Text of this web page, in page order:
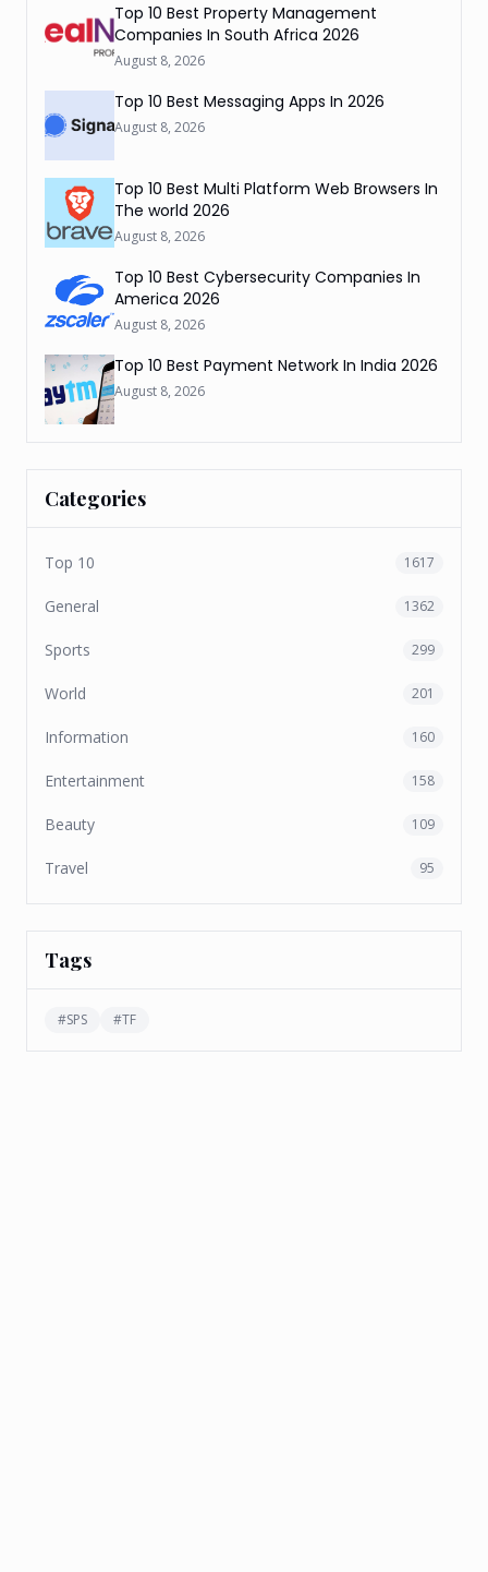
Top 10 Best Property Management
Companies In South Africa 2026
August 8, 2026
Top 10 Best Messaging Apps In 2026
August 8, 2026
Top 10 Best Multi Platform Web Browsers In
The world 2026
August 8, 2026
Top 10 Best Cybersecurity Companies In
America 2026
August 8, 2026
Top 10 Best Payment Network In India 2026
August 8, 2026
Categories
Top 10 1617
General 1362
Sports 299
World 201
Information 160
Entertainment 158
Beauty 109
Travel 95
Tags
#SPS #TF